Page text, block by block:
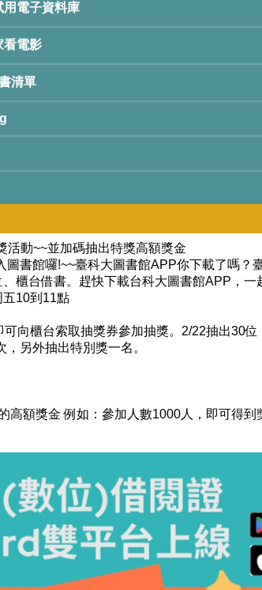
用電子資料庫
看電影
清單
活動~~並加碼抽出特獎高額獎金
圖書館囉!~~臺科大圖書館APP你下載了嗎？
櫃台借書。趕快下載台科大圖書館APP，一
五10到11點
向櫃台索取抽獎券參加抽獎。2/22抽出30
另外抽出特別獎一名。
高額獎金 例如：參加人數1000人，即可得到